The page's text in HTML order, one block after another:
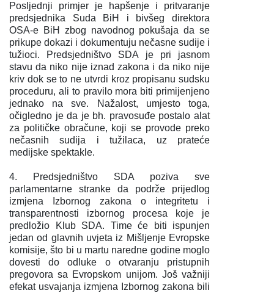
Posljednji primjer je hapšenje i pritvaranje
predsjednika Suda BiH i bivšeg direktora
OSA-e BiH zbog navodnog pokušaja da se
prikupe dokazi i dokumentuju nečasne sudije i
tužioci. Predsjedništvo SDA je pri jasnom
stavu da niko nije iznad zakona i da niko nije
kriv dok se to ne utvrdi kroz propisanu sudsku
proceduru, ali to pravilo mora biti primijenjeno
jednako na sve. Nažalost, umjesto toga,
očigledno je da je bh. pravosuđe postalo alat
za političke obračune, koji se provode preko
nečasnih sudija i tužilaca, uz prateće
medijske spektakle.
4. Predsjedništvo SDA poziva sve
parlamentarne stranke da podrže prijedlog
izmjena Izbornog zakona o integritetu i
transparentnosti izbornog procesa koje je
predložio Klub SDA. Time će biti ispunjen
jedan od glavnih uvjeta iz Mišljenje Evropske
komisije, što bi u martu naredne godine moglo
dovesti do odluke o otvaranju pristupnih
pregovora sa Evropskom unijom. Još važniji
efekat usvajanja izmjena Izbornog zakona bili